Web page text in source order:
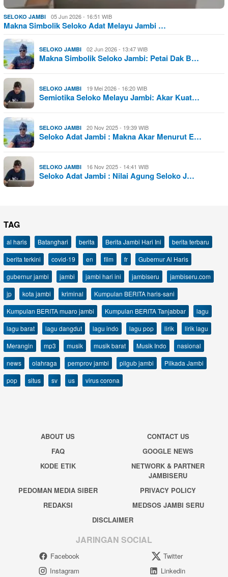
SELOKO JAMBI 05 Jun 2026 - 16:51 WIB
Makna Simbolik Seloko Adat Melayu Jambi …
SELOKO JAMBI 02 Jun 2026 - 13:47 WIB
Makna Simbolik Seloko Jambi: Petai Dak B…
SELOKO JAMBI 19 Mei 2026 - 16:20 WIB
Semiotika Seloko Melayu Jambi: Akar Kuat…
SELOKO JAMBI 20 Nov 2025 - 19:39 WIB
Seloko Adat Jambi : Makna Akar Menurut E…
SELOKO JAMBI 16 Nov 2025 - 14:41 WIB
Seloko Adat Jambi : Nilai Agung Seloko J…
TAG
al haris Batanghari berita Berita Jambi Hari Ini
berita terbaru
berita terkini
covid-19 en film fr
Gubernur Al Haris
gubernur jambi
jambi jambi hari ini jambiseru
jambiseru.com
jp
kota jambi kriminal
Kumpulan BERITA haris-sani
Kumpulan BERITA muaro jambi
Kumpulan BERITA Tanjabbar
lagu
lagu barat
lagu dangdut lagu indo lagu pop lirik
lirik lagu
Merangin
mp3 musik musik barat Musik Indo
nasional
news
olahraga pemprov jambi pilgub jambi
Pilkada Jambi
pop
situs sv us virus corona
ABOUT US
CONTACT US
FAQ
GOOGLE NEWS
KODE ETIK
NETWORK & PARTNER
JAMBISERU
PEDOMAN MEDIA SIBER
PRIVACY POLICY
REDAKSI
MEDSOS JAMBI SERU
DISCLAIMER
JARINGAN SOCIAL
Facebook
Twitter
Instagram
Linkedin